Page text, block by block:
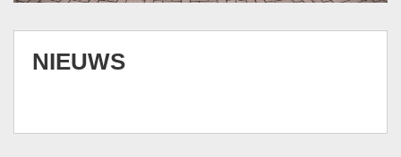
NIEUWS